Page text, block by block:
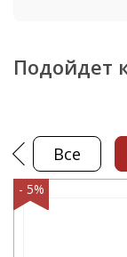
Стоимость
Доставка
компании
а также по
интернет-
рабочий в
Подойдет
Все
- 5%